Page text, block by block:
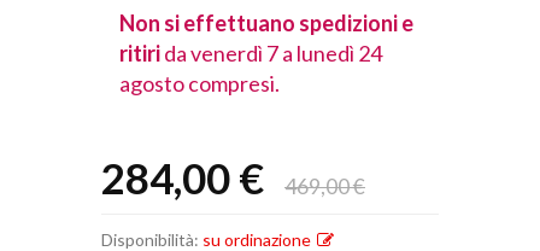
Non si effettuano spedizioni e
ritirida venerdì 7 a lunedì 24
agosto compresi.
284,00 € 469,00 €
Disponibilità: su ordinazione